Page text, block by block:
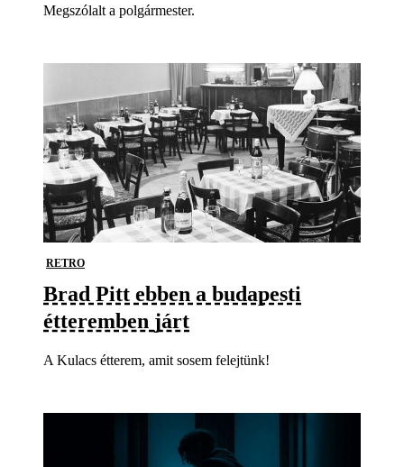
Megszólalt a polgármester.
RETRO
Brad Pitt ebben a budapesti
étteremben járt
A Kulacs étterem, amit sosem felejtünk!